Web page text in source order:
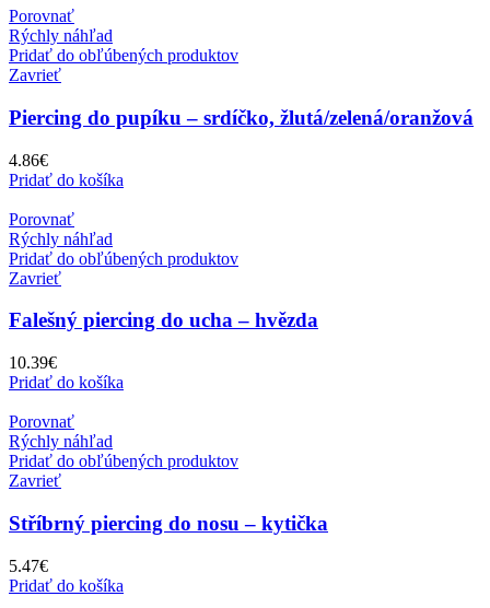
Porovnať
Rýchly náhľad
Pridať do obľúbených produktov
Zavrieť
Piercing do pupíku – srdíčko, žlutá/zelená/oranžová
4.86€
Pridať do košíka
Porovnať
Rýchly náhľad
Pridať do obľúbených produktov
Zavrieť
Falešný piercing do ucha – hvězda
10.39€
Pridať do košíka
Porovnať
Rýchly náhľad
Pridať do obľúbených produktov
Zavrieť
Stříbrný piercing do nosu – kytička
5.47€
Pridať do košíka